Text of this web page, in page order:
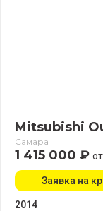
Mitsubishi
Самара
1 415 000 ₽
2014
Заявка на